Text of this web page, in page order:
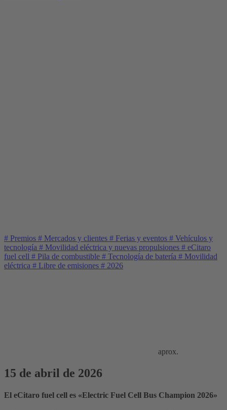
# Premios # Mercados y clientes # Ferias y eventos # Vehículos y
tecnología # Movilidad eléctrica y nuevas propulsiones # eCitaro
fuel cell # Pila de combustible # Tecnología de batería # Movilidad
eléctrica # Libre de emisiones # 2026
aprox.
15 de abril de 2026
El eCitaro fuel cell es «Electric Fuel Cell Bus Champion 2026»